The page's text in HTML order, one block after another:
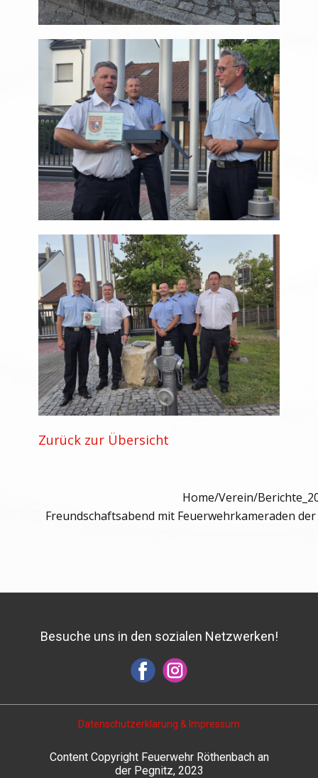
Zurück zur Übersicht
Home/Verein/
Freundschaftsabend mit Feuerwehrkameraden
Besuche uns in den sozialen Netzwerken!
Content Copyright Feuerwehr Röthenbach an
der Pegnitz, 2023
Datenschutzerklärung & Impressum